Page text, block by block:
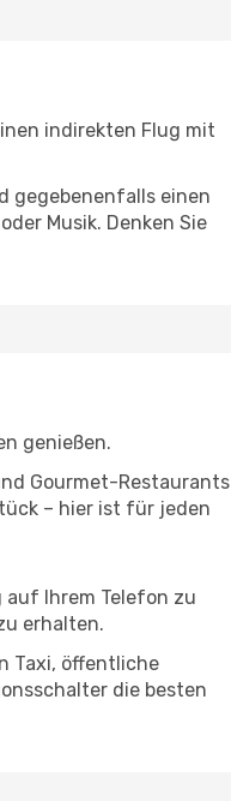
indirekten Flug mit
gegebenenfalls einen
Musik. Denken Sie
genießen.
Gourmet-Restaurants
– hier ist für jeden
auf Ihrem Telefon zu
erhalten.
Taxi, öffentliche
die besten